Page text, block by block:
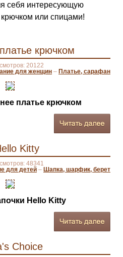
себя интересующую
или спицами!
крючком
20122
для женщин – Платье, сарафан
платье крючком
Kitty
48341
для детей – Шапка, шарфик, берет
Hello Kitty
Choice